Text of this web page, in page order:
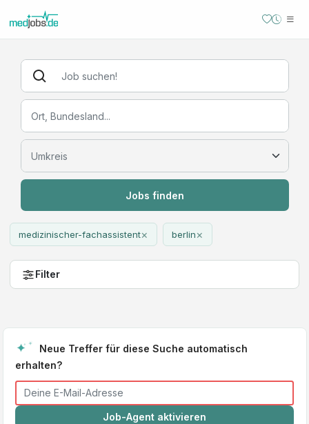
Jobs finden
medizinischer-fachassistent× berlin×
Filter
Neue Treffer für diese Suche automatisch
erhalten?
Job-Agent aktivieren